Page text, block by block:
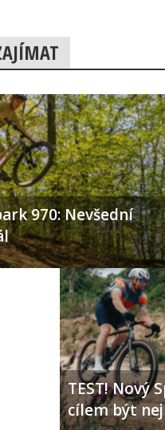
970: Nevšední
TEST! Nový
cílem být